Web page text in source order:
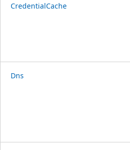
CredentialCache
Dns